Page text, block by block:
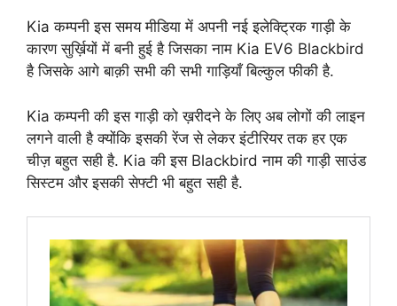
Kia कम्पनी इस समय मीडिया में अपनी नई इलेक्ट्रिक गाड़ी के
कारण सुर्ख़ियों में बनी हुई है जिसका नाम Kia EV6 Blackbird
है जिसके आगे बाक़ी सभी की सभी गाड़ियाँ बिल्कुल फीकी है.
Kia कम्पनी की इस गाड़ी को ख़रीदने के लिए अब लोगों की लाइन
लगने वाली है क्योंकि इसकी रेंज से लेकर इंटीरियर तक हर एक
चीज़ बहुत सही है. Kia की इस Blackbird नाम की गाड़ी साउंड
सिस्टम और इसकी सेफ्टी भी बहुत सही है.